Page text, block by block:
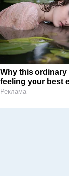
Why this ordinary
feeling your best
Реклама